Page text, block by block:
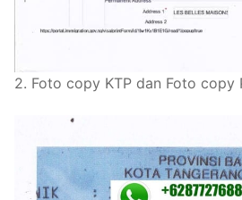
2. Foto copy KTP dan Foto copy